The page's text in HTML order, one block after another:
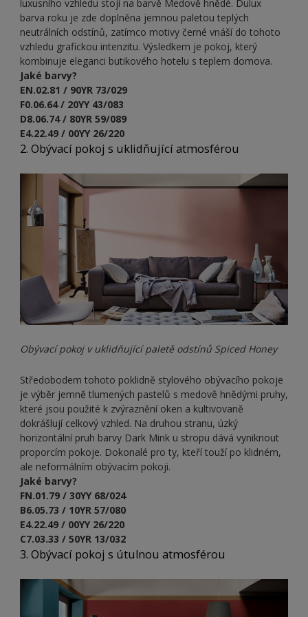
luxusního vzhledu stojí na barvě Medově hnědé. Dulux
barva roku je zde doplněna jemnou paletou teplých
neutrálních odstínů, zatímco motivy černé vnáší do tohoto
vzhledu grafickou intenzitu. Výsledkem je pokoj, který
kombinuje eleganci butikového hotelu s teplem domova.
Jaké barvy?
EN.02.81 / 90YR 73/029
F0.06.64 / 20YY 43/083
D8.06.74 / 80YR 59/089
E4.22.49 / 00YY 26/220
2. Obývací pokoj s uklidňující atmosférou
Obývací pokoj v uklidňující paletě odstínů Spiced Honey
Středobodem tohoto poklidně stylového obývacího pokoje
je výběr jemně tlumených pastelů s medově hnědými pruhy,
které jsou použité k zvýraznění oken a kultivovaně
dokrášlují celkový vzhled. Na druhou stranu, úzký
horizontální pruh barvy Dark Mink u stropu dává vyniknout
proporcím pokoje. Dokonalé pro ty, kteří touží po klidném,
ale neformálním obývacím pokoji.
Jaké barvy?
FN.01.79 / 30YY 68/024
B6.05.73 / 10YR 57/080
E4.22.49 / 00YY 26/220
C7.03.33 / 50YR 13/032
3. Obývací pokoj s útulnou atmosférou